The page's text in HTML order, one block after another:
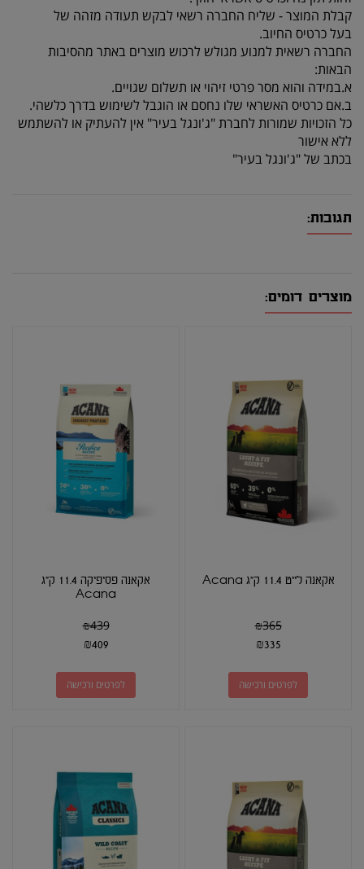
קבלת המוצר - שליח החברה רשאי לבקש תעודה מזהה של
בעל כרטיס החיוב.
החברה רשאית למנוע מגולש לרכוש מוצרים באתר מהסיבות
הבאות:
א.במידה והוא מסר פרטי זיהוי או תשלום שגויים.
ב.אם כרטיס האשראי שלו נחסם או הוגבל לשימוש בדרך כלשהי.
כל הזכויות שמורות לחברת "ג'ונגל בעיר" אין להעתיק או להשתמש
ללא אישור
בכתב של "ג'ונגל בעיר"
תגובות:
מוצרים דומים:
אקאנה לייט 11.4 ק"ג Acana
₪365
₪335
לפרטים ורכישה
אקאנה פסיפיקה 11.4 ק"ג
Acana
₪439
₪409
לפרטים ורכישה